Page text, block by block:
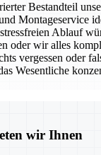
Bestandteil
Montageservice
Ablauf
oder wir alles
vergessen oder
Wesentliche
wir Ihnen